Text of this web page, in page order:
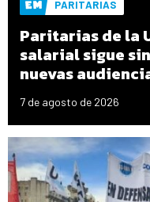
PARITARIAS
Paritarias de la
salarial sigue
nuevas
7 de agosto de 2026